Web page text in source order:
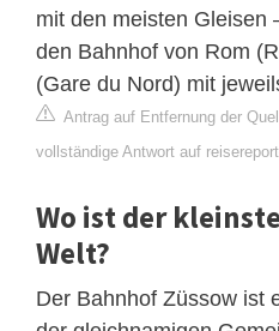
mit den meisten Gleisen
den Bahnhof von Rom
(Gare du Nord) mit
Antrag auf Entfernung der
vollständige Antwort auf
Wo ist der
Welt?
Der Bahnhof Züssow ist